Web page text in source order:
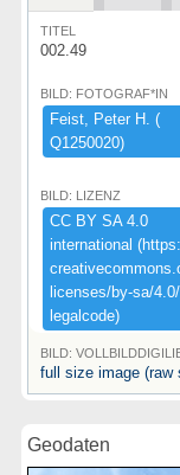
TITEL
002.49
BILD: FOTOGRAF*IN
Feist,​ ​Peter ​H.​ ​(​
Q1250020)​
BILD: LIZENZ
CC ​BY ​SA ​4.​0 ​
international
licenses/​by-​sa/​4.​0/​
legalcode)​
BILD:
full size image (raw
Geodaten